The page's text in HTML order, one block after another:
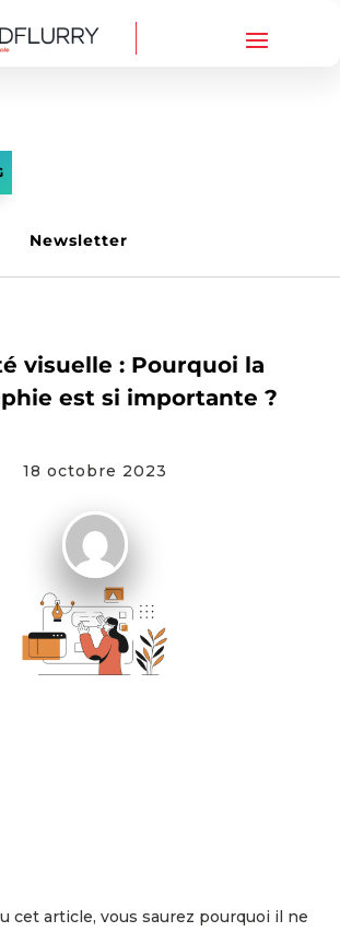
Newsletter
visuelle : Pourquoi la
est si importante ?
18 octobre 2023
cet article, vous saurez pourquoi il ne